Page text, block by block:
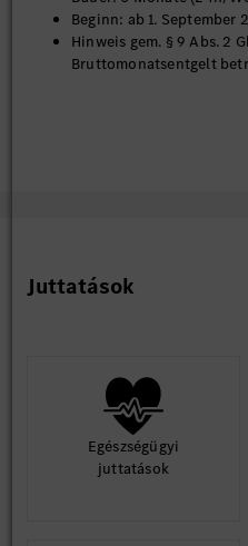
Beginn: ab 1. September
Hinweis gem. § 9 Abs. 2
Bruttomonatsentgelt
Juttatások
Egészségügyi
juttatások